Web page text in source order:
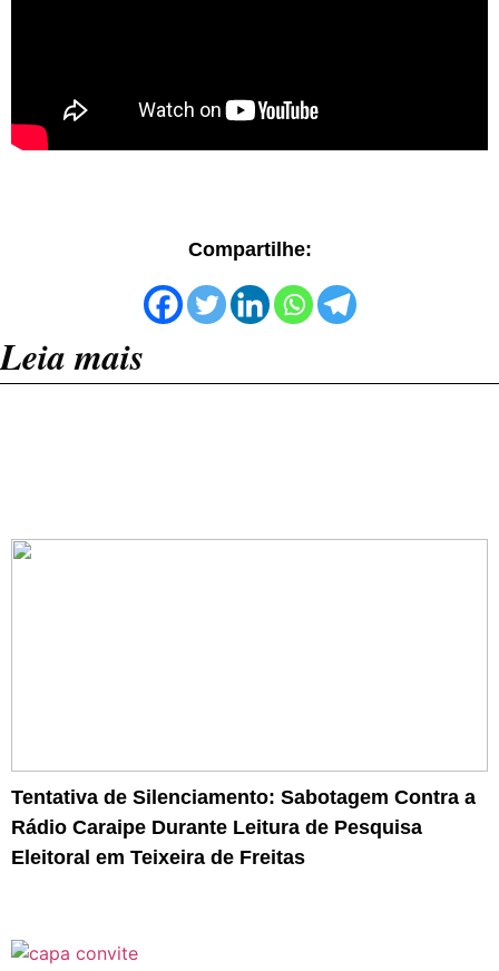
Compartilhe:
Leia mais
Tentativa de Silenciamento: Sabotagem Contra a
Rádio Caraipe Durante Leitura de Pesquisa
Eleitoral em Teixeira de Freitas